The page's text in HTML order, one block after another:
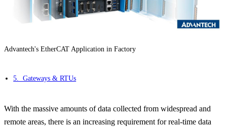
Advantech's EtherCAT Application in Factory
5. Gateways & RTUs
With the massive amounts of data collected from widespread and
remote areas, there is an increasing requirement for real-time data